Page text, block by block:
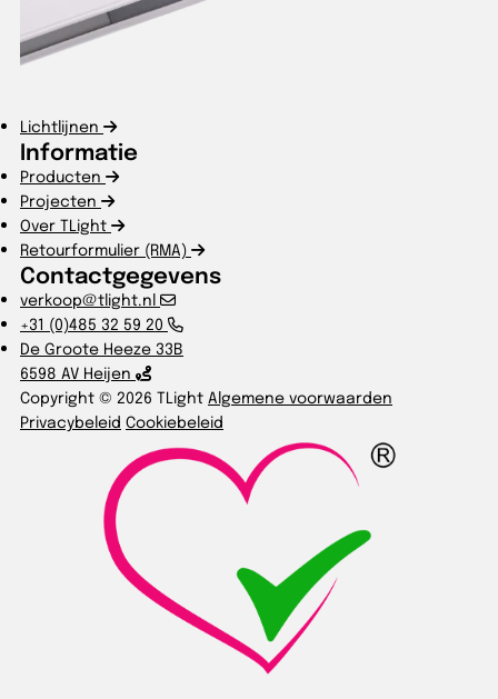
Lichtlijnen
Informatie
Producten
Projecten
Over TLight
Retourformulier (RMA)
Contactgegevens
verkoop@tlight.nl
+31 (0)485 32 59 20
De Groote Heeze 33B
6598 AV Heijen
Copyright © 2026 TLight Algemene voorwaarden
Privacybeleid Cookiebeleid